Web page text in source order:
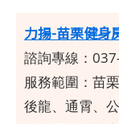
力揚-苗栗健身
諮詢專線：
服務範圍： 苗
後龍、通霄、